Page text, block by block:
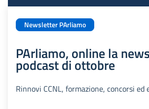
Newsletter PArliamo
PArliamo, online la
podcast di ottobre
Rinnovi CCNL, formazione, concorsi ed